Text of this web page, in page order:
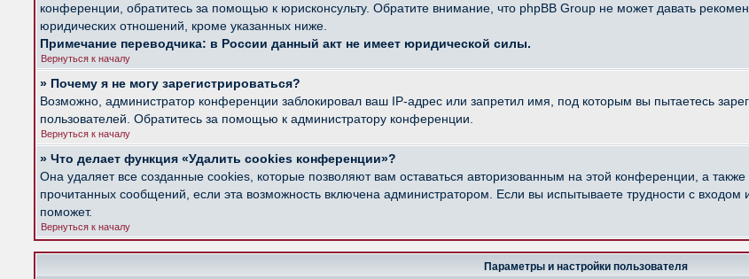
конференции, обратитесь за помощью к юрисконсульту. Обратите внимание, что phpBB Group не может давать
юридических отношений, кроме указанных ниже.
Примечание переводчика: в России данный акт не имеет юридической силы.
Вернуться к началу
» Почему я не могу зарегистрироваться?
Возможно, администратор конференции заблокировал ваш IP-адрес или запретил имя, под которым вы пытаетесь
пользователей. Обратитесь за помощью к администратору конференции.
Вернуться к началу
» Что делает функция «Удалить cookies конференции»?
Она удаляет все созданные cookies, которые позволяют вам оставаться авторизованным на этой конференции, а
прочитанных сообщений, если эта возможность включена администратором. Если вы испытываете трудности с
поможет.
Вернуться к началу
Параметры и настройки пользователя